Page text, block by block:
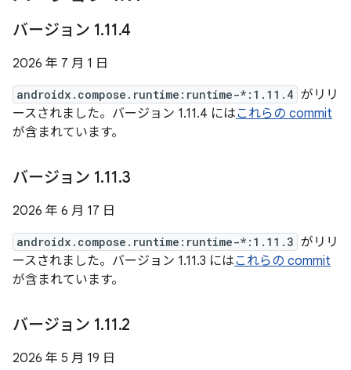
バージョン 1.11.4
2026 年 7 月 1 日
androidx.compose.runtime:runtime-*:1.11.4 がリリ
ースされました。バージョン 1.11.4 にはこれらの commit
が含まれています。
バージョン 1.11.3
2026 年 6 月 17 日
androidx.compose.runtime:runtime-*:1.11.3 がリリ
ースされました。バージョン 1.11.3 にはこれらの commit
が含まれています。
バージョン 1.11.2
2026 年 5 月 19 日